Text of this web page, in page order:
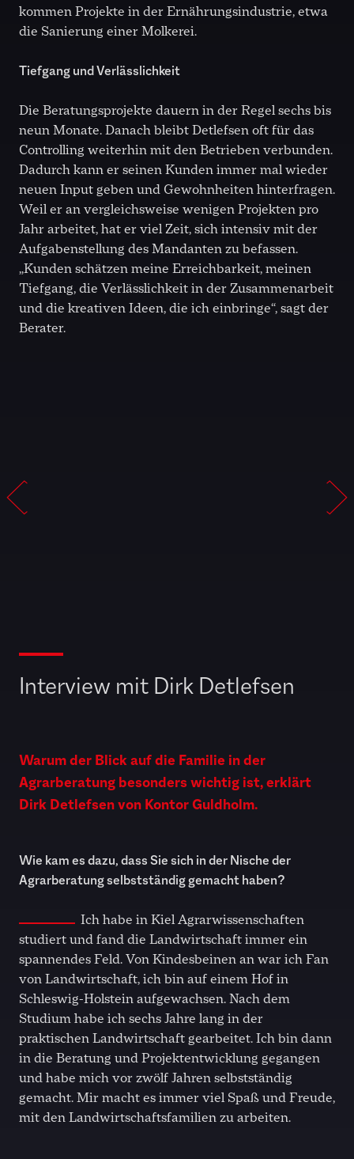
kommen Projekte in der Ernährungsindustrie, etwa
die Sanierung einer Molkerei.
Tiefgang und Verlässlichkeit
Die Beratungsprojekte dauern in der Regel sechs bis
neun Monate. Danach bleibt Detlefsen oft für das
Controlling weiterhin mit den Betrieben verbunden.
Dadurch kann er seinen Kunden immer mal wieder
neuen Input geben und Gewohnheiten hinterfragen.
Weil er an vergleichsweise wenigen Projekten pro
Jahr arbeitet, hat er viel Zeit, sich intensiv mit der
Aufgabenstellung des Mandanten zu befassen.
„Kunden schätzen meine Erreichbarkeit, meinen
Tiefgang, die Verlässlichkeit in der Zusammenarbeit
und die kreativen Ideen, die ich einbringe“, sagt der
Berater.
Interview mit Dirk Detlefsen
Warum der Blick auf die Familie in der
Agrarberatung besonders wichtig ist, erklärt
Dirk Detlefsen von Kontor Guldholm.
Wie kam es dazu, dass Sie sich in der Nische der
Agrarberatung selbstständig gemacht haben?
Ich habe in Kiel Agrarwissenschaften
studiert und fand die Landwirtschaft immer ein
spannendes Feld. Von Kindesbeinen an war ich Fan
von Landwirtschaft, ich bin auf einem Hof in
Schleswig-Holstein aufgewachsen. Nach dem
Studium habe ich sechs Jahre lang in der
praktischen Landwirtschaft gearbeitet. Ich bin dann
in die Beratung und Projektentwicklung gegangen
und habe mich vor zwölf Jahren selbstständig
gemacht. Mir macht es immer viel Spaß und Freude,
mit den Landwirtschaftsfamilien zu arbeiten.